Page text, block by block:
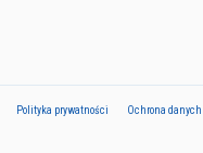
Polityka prywatności Ochrona danych